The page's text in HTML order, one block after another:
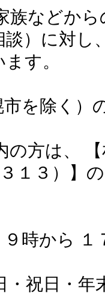
などから
談）に対し
す。
を除く）
方は、 【
１３）】
時から １
祝日・年